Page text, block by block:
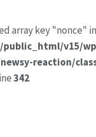
array key "nonce" in
public_html/v15/
reaction/
342